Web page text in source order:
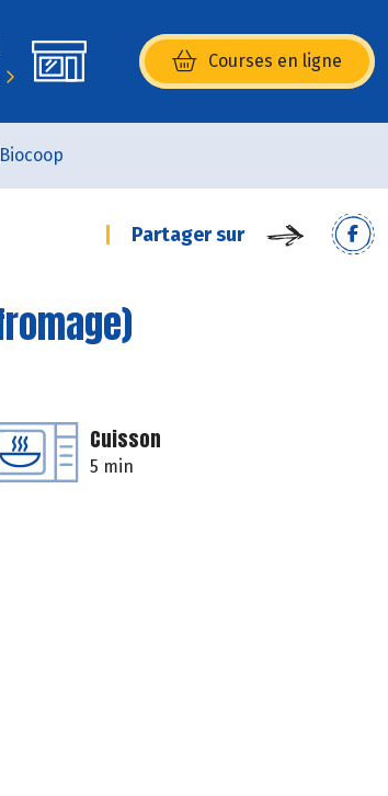
Courses en ligne
(s’ouvre dans une nouvelle
Biocoop
Partager sur
Cuisson
5 min